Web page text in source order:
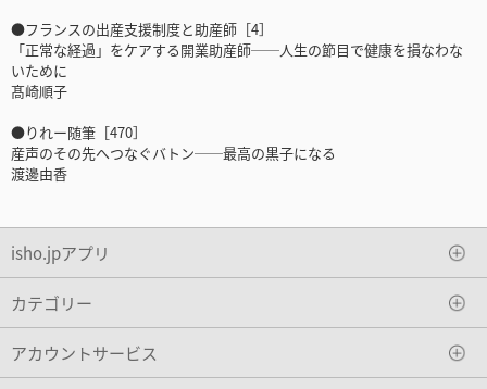
●フランスの出産支援制度と助産師［4］
「正常な経過」をケアする開業助産師──人生の節目で健康を損なわな
いために
髙崎順子
●りれー随筆［470］
産声のその先へつなぐバトン──最高の黒子になる
渡邊由香
isho.jpアプリ
カテゴリー
アカウントサービス